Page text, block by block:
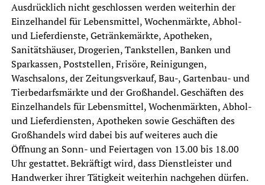
Ausdrücklich nicht geschlossen werden weiterhin der
Einzelhandel für Lebensmittel, Wochenmärkte, Abhol-
und Lieferdienste, Getränkemärkte, Apotheken,
Sanitätshäuser, Drogerien, Tankstellen, Banken und
Sparkassen, Poststellen, Frisöre, Reinigungen,
Waschsalons, der Zeitungsverkauf, Bau-, Gartenbau- und
Tierbedarfsmärkte und der Großhandel. Geschäften des
Einzelhandels für Lebensmittel, Wochenmärkten, Abhol-
und Lieferdiensten, Apotheken sowie Geschäften des
Großhandels wird dabei bis auf weiteres auch die
Öffnung an Sonn- und Feiertagen von 13.00 bis 18.00
Uhr gestattet. Bekräftigt wird, dass Dienstleister und
Handwerker ihrer Tätigkeit weiterhin nachgehen dürfen.